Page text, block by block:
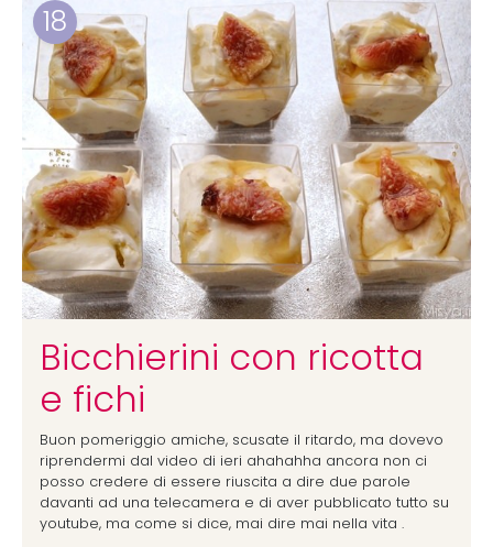
18
Bicchierini con ricotta
e fichi
Buon pomeriggio amiche, scusate il ritardo, ma dovevo
riprendermi dal video di ieri ahahahha ancora non ci
posso credere di essere riuscita a dire due parole
davanti ad una telecamera e di aver pubblicato tutto su
youtube, ma come si dice, mai dire mai nella vita .